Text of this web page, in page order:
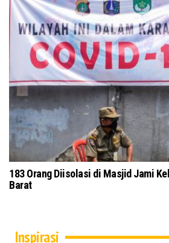
Pusdai Bandung Terapkan Protokol
Inspirasi